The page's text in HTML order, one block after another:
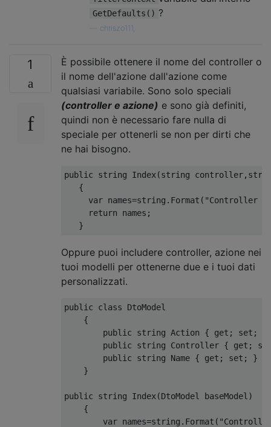
GetDefaults() ?
chriszo111,
1
È possibile ottenere il nome del controller o
il nome dell'azione dall'azione come
qualsiasi variabile. Sono solo speciali
(controller e azione) e sono già definiti,
quindi non è necessario fare nulla di
speciale per ottenerli se non per dirti che
ne hai bisogno.
public string Index(string controller,
{
var names=string . Format ( "Controller
return names ;
}
Oppure puoi includere controller, azione nei
tuoi modelli per ottenerne due e i tuoi dati
personalizzati.
public class
DtoModel
{
public
string Action { get ; set ;
public
string Controller { get ;
public
string Name { get ; set ;
}
}
public string Index(DtoModel baseModel )
{
var names=string . Format (